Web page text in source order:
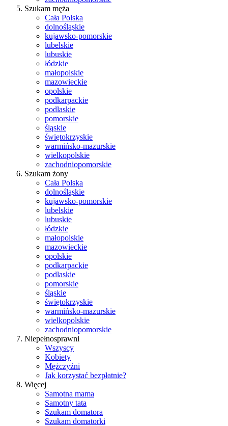
Szukam męża
Cała Polska
dolnośląskie
kujawsko-pomorskie
lubelskie
lubuskie
łódzkie
małopolskie
mazowieckie
opolskie
podkarpackie
podlaskie
pomorskie
śląskie
świętokrzyskie
warmińsko-mazurskie
wielkopolskie
zachodniopomorskie
Szukam żony
Cała Polska
dolnośląskie
kujawsko-pomorskie
lubelskie
lubuskie
łódzkie
małopolskie
mazowieckie
opolskie
podkarpackie
podlaskie
pomorskie
śląskie
świętokrzyskie
warmińsko-mazurskie
wielkopolskie
zachodniopomorskie
Niepełnosprawni
Wszyscy
Kobiety
Mężczyźni
Jak korzystać bezpłatnie?
Więcej
Samotna mama
Samotny tata
Szukam domatora
Szukam domatorki